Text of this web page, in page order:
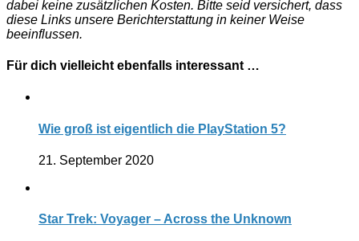
dabei keine zusätzlichen Kosten. Bitte seid versichert, dass
diese Links unsere Berichterstattung in keiner Weise
beeinflussen.
Für dich vielleicht ebenfalls interessant …
Wie groß ist eigentlich die PlayStation 5?
21. September 2020
Star Trek: Voyager – Across the Unknown